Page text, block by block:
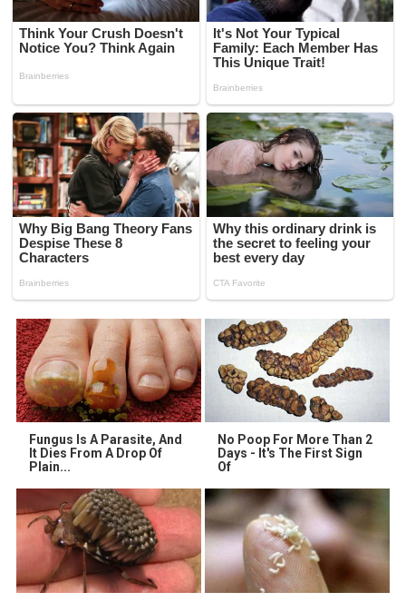
Fungus Is A Parasite, And
It Dies From A Drop Of
Plain...
No Poop For More Than 2
Days - It's The First Sign
Of